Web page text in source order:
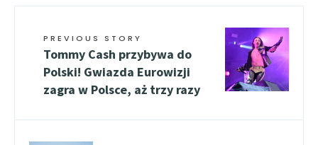
PREVIOUS STORY
Tommy Cash przybywa do
Polski! Gwiazda Eurowizji
zagra w Polsce, aż trzy razy